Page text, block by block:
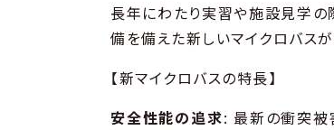
長年にわたり実習や施設見学の
備を備えた新しいマイクロバス
【新マイクロバスの特長】
安全性能の追求: 最新の衝突被